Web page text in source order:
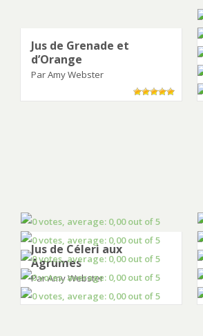
Jus de Grenade et
d’Orange
Par Amy Webster
Jus de Céleri aux
Agrumes
Par Amy Webster